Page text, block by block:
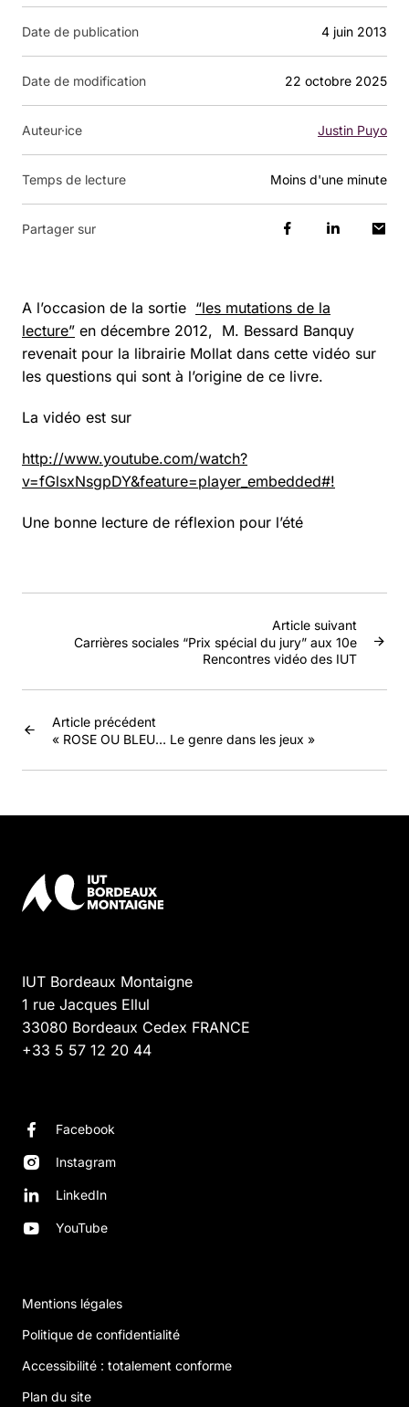
Date de publication 4 juin 2013
Date de modification 22 octobre 2025
Auteur·ice Justin Puyo
Temps de lecture moins d'une minute
Partager sur
A l’occasion de la sortie “les mutations de la
lecture” en décembre 2012, M. Bessard Banquy
revenait pour la librairie Mollat dans cette vidéo sur
les questions qui sont à l’origine de ce livre.
La vidéo est sur
http://www.youtube.com/watch?
v=fGlsxNsgpDY&feature=player_embedded#!
Une bonne lecture de réflexion pour l’été
Article précédent
« ROSE OU BLEU… Le genre dans les jeux »
Article suivant
Carrières sociales “Prix spécial du jury” aux 10e
Rencontres vidéo des IUT
IUT Bordeaux Montaigne
1 rue Jacques Ellul
33080 Bordeaux Cedex FRANCE
+33 5 57 12 20 44
Facebook
Instagram
LinkedIn
YouTube
Mentions légales
Politique de confidentialité
Accessibilité : totalement conforme
Plan du site